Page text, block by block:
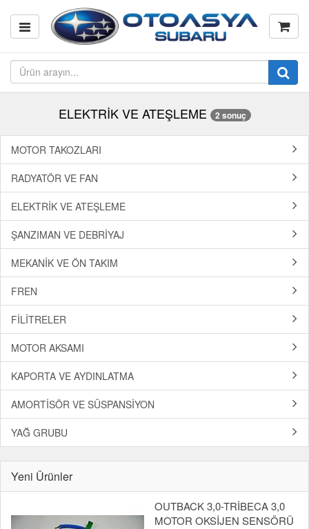
ELEKTRİK VE ATEŞLEME 2 sonuç
MOTOR TAKOZLARI
RADYATÖR VE FAN
ELEKTRİK VE ATEŞLEME
ŞANZIMAN VE DEBRİYAJ
MEKANİK VE ÖN TAKIM
FREN
FİLİTRELER
MOTOR AKSAMI
KAPORTA VE AYDINLATMA
AMORTİSÖR VE SÜSPANSİYON
YAĞ GRUBU
Yeni Ürünler
OUTBACK 3,0-TRİBECA 3,0
MOTOR OKSİJEN SENSÖRÜ